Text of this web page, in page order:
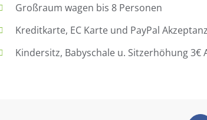
Großraum wagen bis 8 Personen
Kreditkarte, EC Karte und PayPal
Kindersitz, Babyschale u. Sitzerhöhung 3€